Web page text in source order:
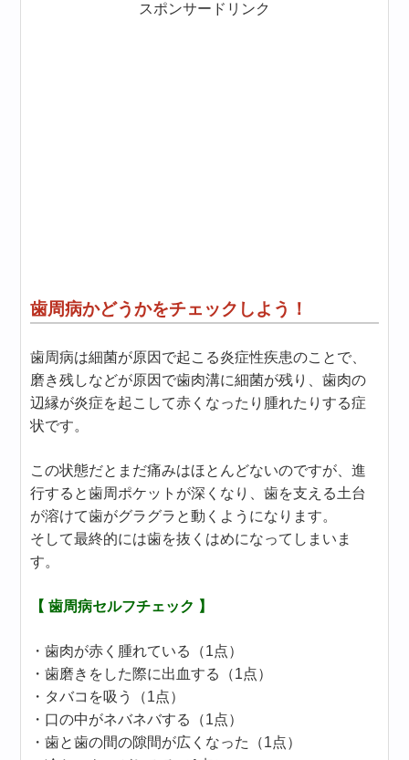
スポンサードリンク
歯周病かどうかをチェックしよう！
歯周病は細菌が原因で起こる炎症性疾患のことで、
磨き残しなどが原因で歯肉溝に細菌が残り、歯肉の
辺縁が炎症を起こして赤くなったり腫れたりする症
状です。
この状態だとまだ痛みはほとんどないのですが、進
行すると歯周ポケットが深くなり、歯を支える土台
が溶けて歯がグラグラと動くようになります。
そして最終的には歯を抜くはめになってしまいま
す。
【 歯周病セルフチェック 】
・歯肉が赤く腫れている（1点）
・歯磨きをした際に出血する（1点）
・タバコを吸う（1点）
・口の中がネバネバする（1点）
・歯と歯の間の隙間が広くなった（1点）